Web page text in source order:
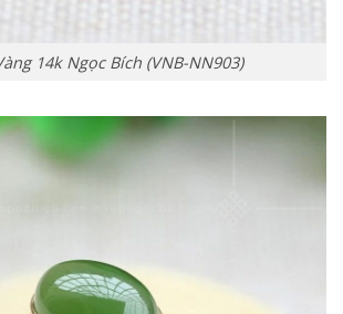
14k Ngọc Bích (VNB-NN903)